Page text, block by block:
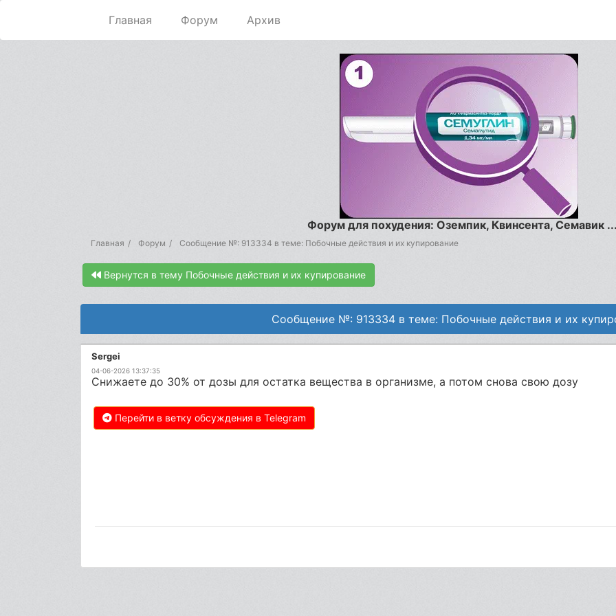
Главная Форум Архив
Форум для похудения: Оземпик, Квинсента, Семавик
Главная Форум Сообщение №: 913334 в теме: Побочные действия и их купирование
Вернутся в тему Побочные действия и их купирование
Сообщение №: 913334 в теме: Побочные действия и их
Sergei
04-06-2026 13:37:35
Снижаете до 30% от дозы для остатка вещества в организме, а потом снова свою дозу
Перейти в ветку обсуждения в Telegram